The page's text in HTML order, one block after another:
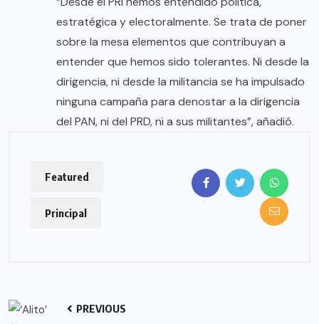
estratégica y electoralmente. Se trata de poner
sobre la mesa elementos que contribuyan a
entender que hemos sido tolerantes. Ni desde la
dirigencia, ni desde la militancia se ha impulsado
ninguna campaña para denostar a la dirigencia
del PAN, ni del PRD, ni a sus militantes”, añadió.
Featured
Principal
PREVIOUS